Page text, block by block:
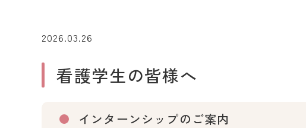
2026.03.26
看護学生の皆様へ
インターンシップのご案内